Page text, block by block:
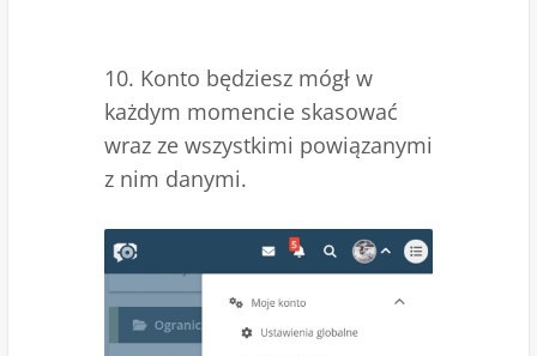
10. Konto będziesz mógł w
każdym momencie skasować
wraz ze wszystkimi powiązanymi
z nim danymi.